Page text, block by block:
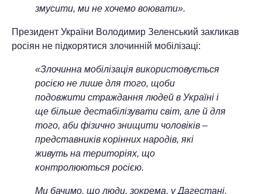
змусити, ми не хочемо воювати».
Президент України Володимир Зеленський закликав
росіян не підкорятися злочинній мобілізаці:
«Злочинна мобілізація використовується
росією не лише для того, щоби
подовжити страждання людей в Україні і
ще більше дестабілізувати світ, але й для
того, аби фізично знищити чоловіків –
представників корінних народів, які
живуть на територіях, що
контролюються росією.
Ми бачимо, що люди, зокрема, у Дагестані,